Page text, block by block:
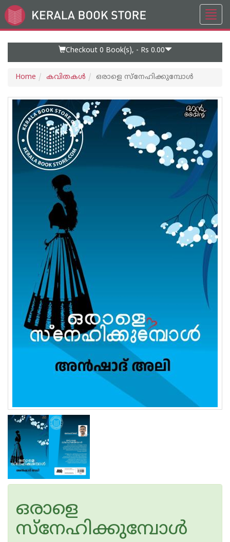
Go
to
Checkout 0 Book(s), - Rs 0.00
Home കവിതകള്‍ ഒരാളെ സ്നേഹിക്കുമ്പോൾ
ഒരാളെ
സ്നേഹിക്കുമ്പോൾ